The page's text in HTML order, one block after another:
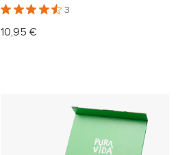
3
Normaler
10,95 €